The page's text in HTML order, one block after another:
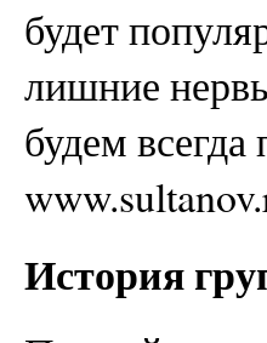
будет
лишние
будем
История